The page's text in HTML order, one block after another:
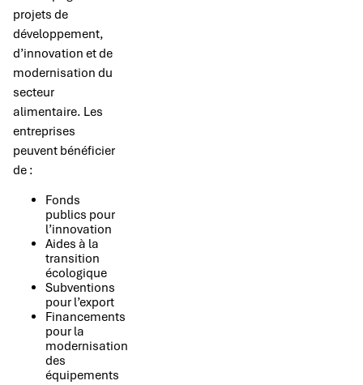
projets de
développement,
d’innovation et de
modernisation du
secteur
alimentaire. Les
entreprises
peuvent bénéficier
de :
Fonds
publics pour
l’innovation
Aides à la
transition
écologique
Subventions
pour l’export
Financements
pour la
modernisation
des
équipements